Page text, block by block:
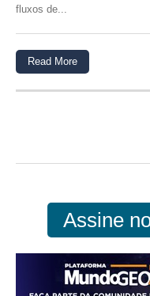
fluxos de...
Read More
Assine